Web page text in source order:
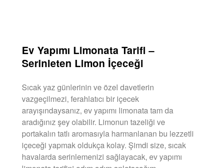
Ev Yapımı Limonata Tarifi –
Serinleten Limon İçeceği
Sıcak yaz günlerinin ve özel davetlerin
vazgeçilmezi, ferahlatıcı bir içecek
arayışındaysanız, ev yapımı limonata tam da
aradığınız şey olabilir. Limonun tazeliği ve
portakalın tatlı aromasıyla harmanlanan bu lezzetli
içeceği yapmak oldukça kolay. Şimdi size, sıcak
havalarda serinlemenizi sağlayacak, ev yapımı